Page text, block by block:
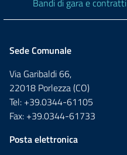
Bandi di gara e contratti
Sede Comunale
Via Garibaldi 66,
22018 Porlezza (CO)
Tel: +39.0344-61105
Fax: +39.0344-61733
Posta elettronica